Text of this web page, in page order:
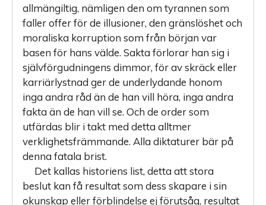
allmängiltig, nämligen den om tyrannen som
faller offer för de illusioner, den gränslöshet och
moraliska korruption som från början var
basen för hans välde. Sakta förlorar han sig i
självförgudningens dimmor, för av skräck eller
karriärlystnad ger de underlydande honom
inga andra råd än de han vill höra, inga andra
fakta än de han vill se. Och de order som
utfärdas blir i takt med detta alltmer
verklighetsfrämmande. Alla diktaturer bär på
denna fatala brist.
Det kallas historiens list, detta att stora
beslut kan få resultat som dess skapare i sin
okunskap eller förblindelse ej förutsåg, resultat